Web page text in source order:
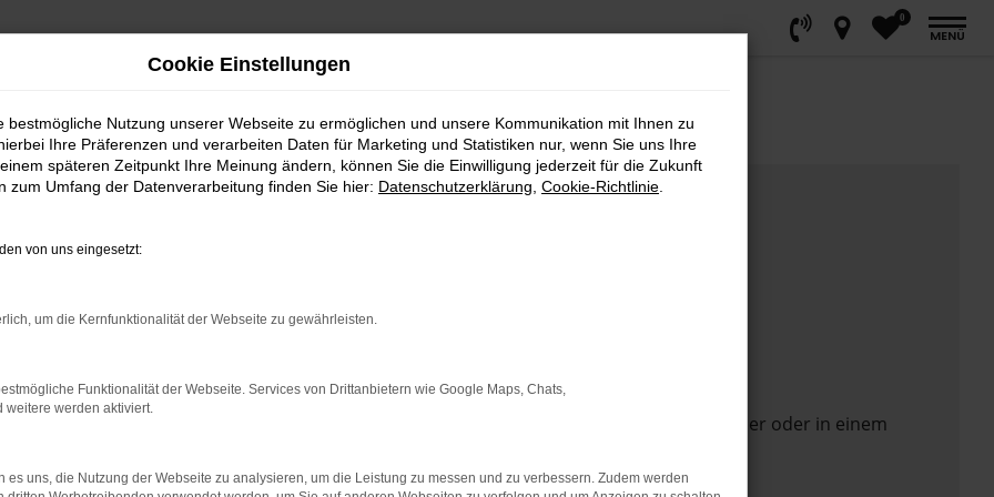
0
MENÜ
das Laden bestimmter Seiten verhindern. Funktioniert die Seite in einem anderen Browser oder in einem
Cookie Einstellungen
bestmögliche Nutzung unserer Webseite zu ermöglichen und unsere Kommunikation mit Ihnen zu
Ihre Präferenzen und verarbeiten Daten für Marketing und Statistiken nur, wenn Sie uns Ihre
späteren Zeitpunkt Ihre Meinung ändern, können Sie die Einwilligung jederzeit für die Zukunft
zum Umfang der Datenverarbeitung finden Sie hier: Datenschutzerklärung Cookie-Richtlinie
von uns eingesetzt:
um die Kernfunktionalität der Webseite zu gewährleisten.
Funktionalität der Webseite. Services von Drittanbietern wie Google Maps, Chats,
weitere werden aktiviert.
es uns, die Nutzung der Webseite zu analysieren, um die Leistung zu messen und zu verbessern. Zudem werden